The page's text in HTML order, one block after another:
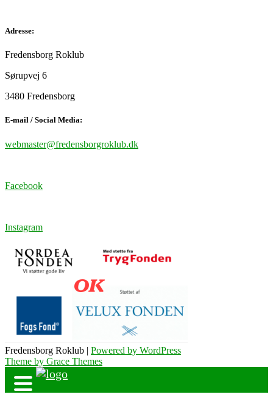
Adresse:
Fredensborg Roklub
Sørupvej 6
3480 Fredensborg
E-mail / Social Media:
webmaster@fredensborgroklub.dk
Facebook
Instagram
Fredensborg Roklub | Powered by WordPress
Theme by Grace Themes